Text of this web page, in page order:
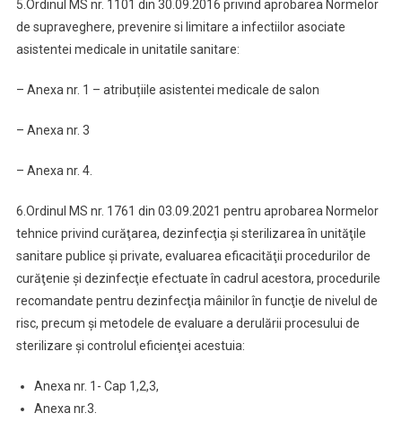
5.Ordinul MS nr. 1101 din 30.09.2016 privind aprobarea Normelor
de supraveghere, prevenire si limitare a infectiilor asociate
asistentei medicale in unitatile sanitare:
– Anexa nr. 1 – atribuțiile asistentei medicale de salon
– Anexa nr. 3
– Anexa nr. 4.
6.Ordinul MS nr. 1761 din 03.09.2021 pentru aprobarea Normelor
tehnice privind curăţarea, dezinfecţia şi sterilizarea în unităţile
sanitare publice şi private, evaluarea eficacităţii procedurilor de
curăţenie şi dezinfecţie efectuate în cadrul acestora, procedurile
recomandate pentru dezinfecţia mâinilor în funcţie de nivelul de
risc, precum şi metodele de evaluare a derulării procesului de
sterilizare şi controlul eficienţei acestuia:
Anexa nr. 1- Cap 1,2,3,
Anexa nr.3.